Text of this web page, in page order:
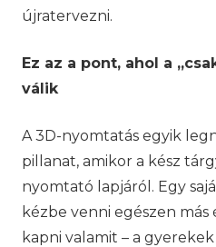
újratervezni.
Ez az a pont, ahol a
válik
A 3D-nyomtatás egyik
pillanat, amikor a kész
nyomtató lapjáról. Egy
kézbe venni egészen más
kapni valamit – a